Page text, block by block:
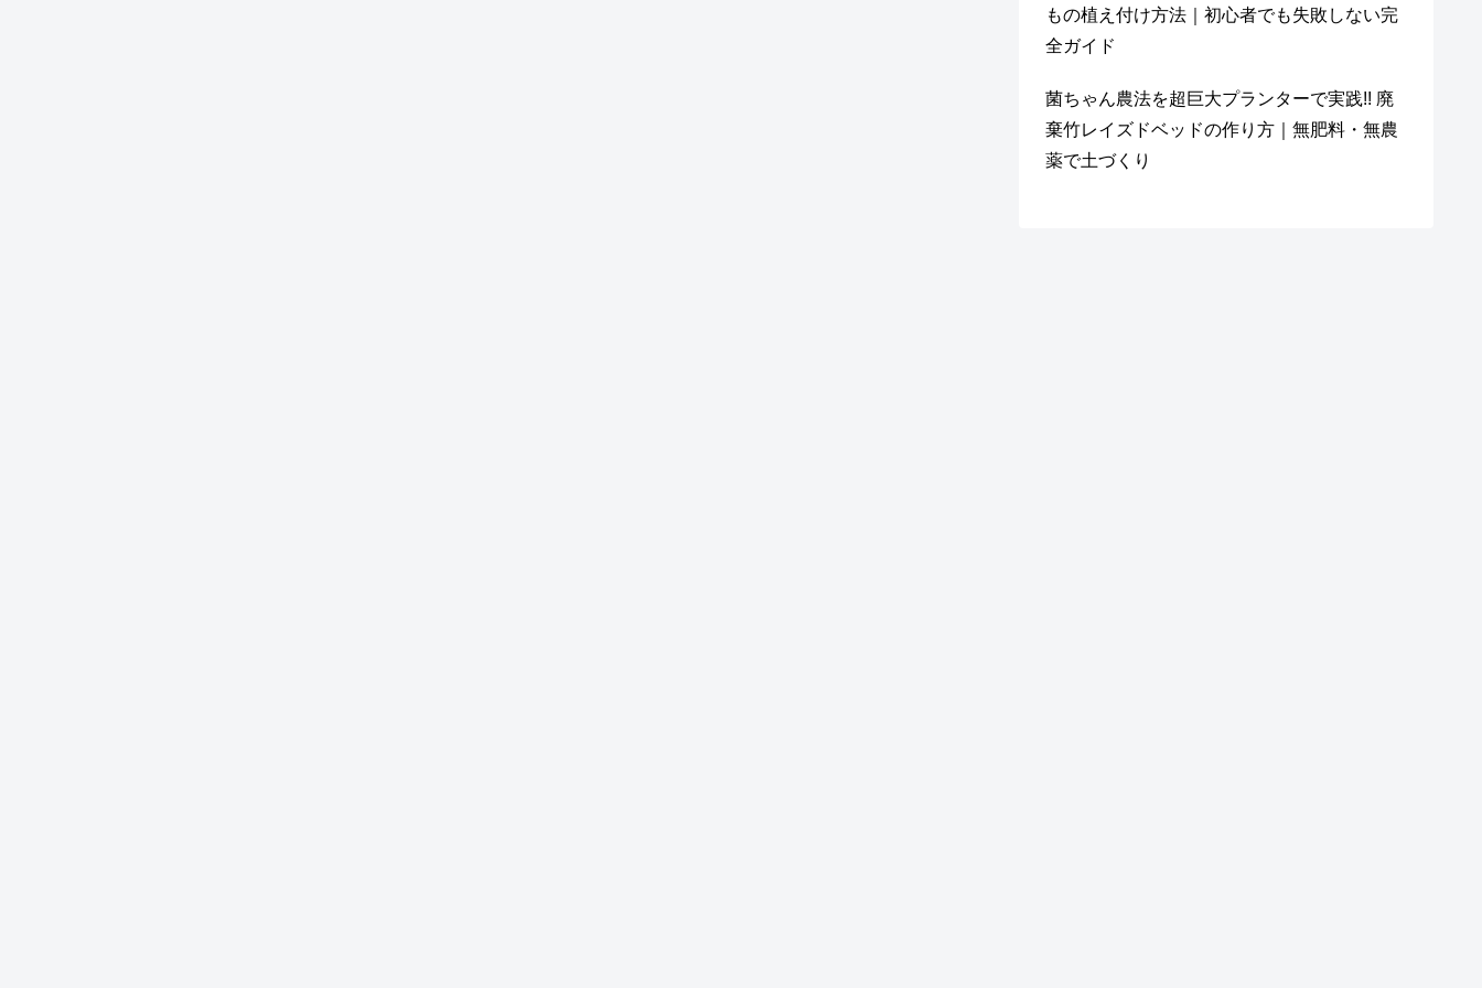
もの植え付け方法｜初心者でも失敗しない完
全ガイド
菌ちゃん農法を超巨大プランターで実践!! 廃
棄竹レイズドベッドの作り方｜無肥料・無農
薬で土づくり